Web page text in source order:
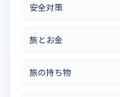
安全対策
旅とお金
旅の持ち物